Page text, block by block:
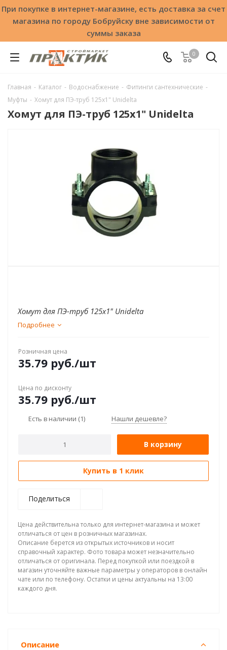
При покупке в интернет-магазине, есть доставка за счет
магазина по городу Бобруйску вне зависимости от
суммы заказа
0
Главная - Каталог - Водоснабжение - Фитинги сантехнические -
Муфты - Хомут для ПЭ-труб 125x1" Unidelta
Хомут для ПЭ-труб 125x1" Unidelta
Хомут для ПЭ-труб 125x1" Unidelta
Подробнее
Розничная цена
35.79 руб./шт
Цена по дисконту
35.79 руб./шт
Есть в наличии (1) Нашли дешевле?
В корзину
Купить в 1 клик
Поделиться
Цена действительна только для интернет-магазина и может
отличаться от цен в розничных магазинах.
Описание берется из открытых источников и носит
справочный характер. Фото товара может незначительно
отличаться от оригинала. Перед покупкой или поездкой в
магазин уточняйте важные параметры у операторов в онлайн
чате или по телефону. Остатки и цены актуальны на 13:00
каждого дня.
Описание